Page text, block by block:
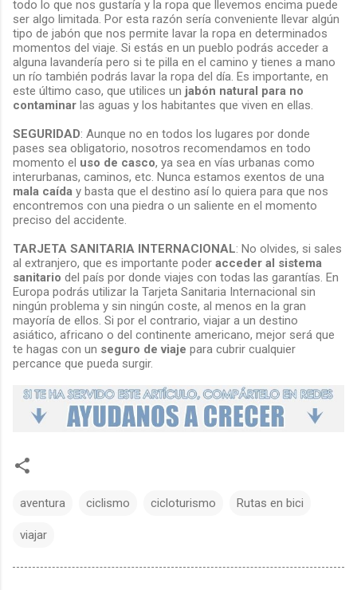
todo lo que nos gustaría y la ropa que llevemos encima puede
ser algo limitada. Por esta razón sería conveniente llevar algún
tipo de jabón que nos permite lavar la ropa en determinados
momentos del viaje. Si estás en un pueblo podrás acceder a
alguna lavandería pero si te pilla en el camino y tienes a mano
un río también podrás lavar la ropa del día. Es importante, en
este último caso, que utilices un jabón natural para no
contaminar las aguas y los habitantes que viven en ellas.
SEGURIDAD: Aunque no en todos los lugares por donde
pases sea obligatorio, nosotros recomendamos en todo
momento el uso de casco, ya sea en vías urbanas como
interurbanas, caminos, etc. Nunca estamos exentos de una
mala caída y basta que el destino así lo quiera para que nos
encontremos con una piedra o un saliente en el momento
preciso del accidente.
TARJETA SANITARIA INTERNACIONAL: No olvides, si sales
al extranjero, que es importante poder acceder al sistema
sanitario del país por donde viajes con todas las garantías. En
Europa podrás utilizar la Tarjeta Sanitaria Internacional sin
ningún problema y sin ningún coste, al menos en la gran
mayoría de ellos. Si por el contrario, viajar a un destino
asiático, africano o del continente americano, mejor será que
te hagas con un seguro de viaje para cubrir cualquier
percance que pueda surgir.
aventura ciclismo cicloturismo Rutas en bici
viajar